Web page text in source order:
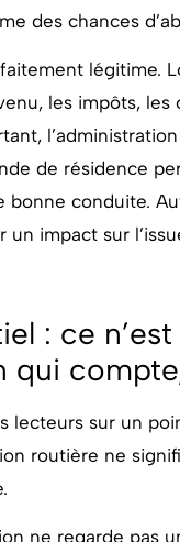
des chances
légitime.
les impôts,
de résidence
bonne conduite.
un impact sur
: ce
qui
lecteurs sur un
routière ne
ne regarde pas